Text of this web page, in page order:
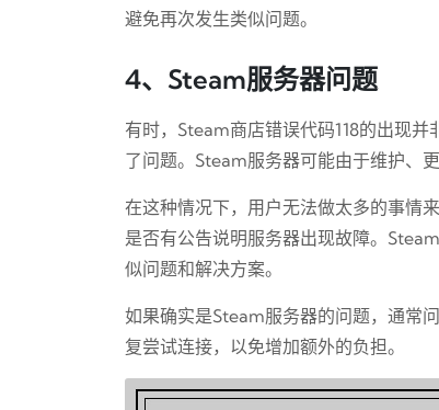
避免再次发生类似问题。
4、Steam服务器问题
有时，Steam商店错误代码118的出现
了问题。Steam服务器可能由于维护、
在这种情况下，用户无法做太多的事情
是否有公告说明服务器出现故障。
似问题和解决方案。
如果确实是Steam服务器的问题，通常
复尝试连接，以免增加额外的负担。